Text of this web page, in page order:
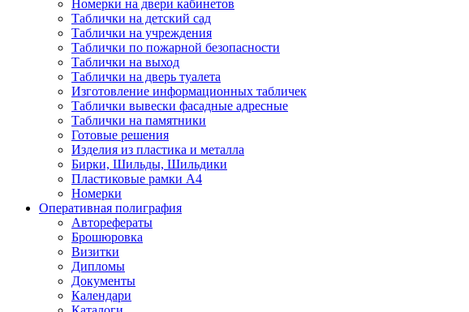
Номерки на двери кабинетов
Таблички на детский сад
Таблички на учреждения
Таблички по пожарной безопасности
Таблички на выход
Таблички на дверь туалета
Изготовление информационных табличек
Таблички вывески фасадные адресные
Таблички на памятники
Готовые решения
Изделия из пластика и металла
Бирки, Шильды, Шильдики
Пластиковые рамки А4
Номерки
Оперативная полиграфия
Авторефераты
Брошюровка
Визитки
Дипломы
Документы
Календари